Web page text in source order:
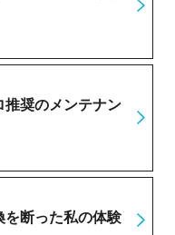
推奨のメンテナン
を断った私の体験